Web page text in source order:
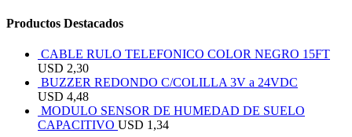
Productos Destacados
CABLE RULO TELEFONICO COLOR NEGRO 15FT
USD 2,30
BUZZER REDONDO C/COLILLA 3V a 24VDC
USD 4,48
MODULO SENSOR DE HUMEDAD DE SUELO
CAPACITIVO USD 1,34